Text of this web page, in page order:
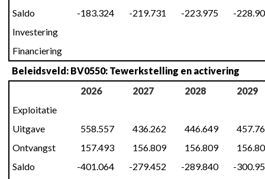
Saldo
-183.324 -219.731 -223.975
-
Investering
Financiering
Beleidsveld: BV0550: Tewerkstelling en activering
2026
2027 2028
2029
Exploitatie
Uitgave
558.557 436.262 446.649
Ontvangst
157.493 156.809 156.809
Saldo
-401.064 -279.452 -289.840
-